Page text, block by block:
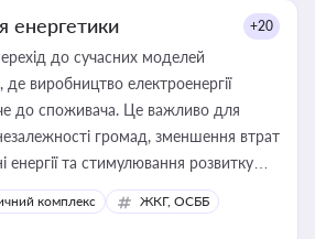
енергетики +20
до сучасних моделей
де виробництво електроенергії
до споживача. Це важливо для
громад, зменшення втрат
енергії та стимулювання розвитку
комплекс ЖКГ, ОСББ